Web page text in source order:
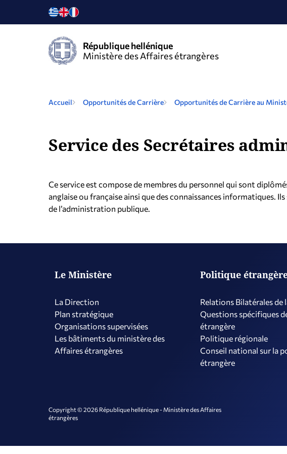
République hellénique
Ministère des Affaires étrangères
Accueil Opportunités de Carrière Opportunités de Carrière au
Service des Secrétaires
Ce service est compose de membres du personnel qui sont
anglaise ou française ainsi que des connaissances informatiques.
de l’administration publique.
Le Ministère
La Direction
Plan stratégique
Organisations supervisées
Les bâtiments du ministère des
Affaires étrangères
Politique
Relations Bilatérales de
Questions spécifiques
étrangère
Politique régionale
Conseil national sur la
étrangère
Copyright © 2026 République hellénique - Ministère des Affaires
étrangères